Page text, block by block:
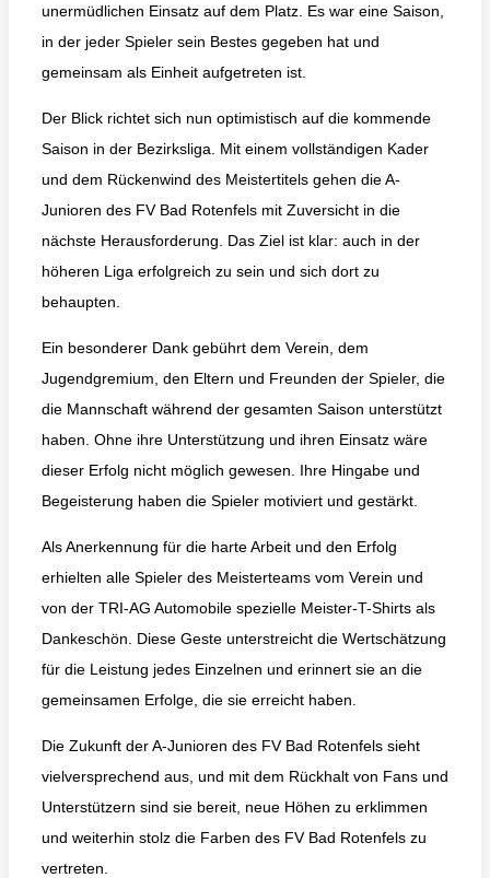
unermüdlichen Einsatz auf dem Platz. Es war eine Saison,
in der jeder Spieler sein Bestes gegeben hat und
gemeinsam als Einheit aufgetreten ist.
Der Blick richtet sich nun optimistisch auf die kommende
Saison in der Bezirksliga. Mit einem vollständigen Kader
und dem Rückenwind des Meistertitels gehen die A-
Junioren des FV Bad Rotenfels mit Zuversicht in die
nächste Herausforderung. Das Ziel ist klar: auch in der
höheren Liga erfolgreich zu sein und sich dort zu
behaupten.
Ein besonderer Dank gebührt dem Verein, dem
Jugendgremium, den Eltern und Freunden der Spieler, die
die Mannschaft während der gesamten Saison unterstützt
haben. Ohne ihre Unterstützung und ihren Einsatz wäre
dieser Erfolg nicht möglich gewesen. Ihre Hingabe und
Begeisterung haben die Spieler motiviert und gestärkt.
Als Anerkennung für die harte Arbeit und den Erfolg
erhielten alle Spieler des Meisterteams vom Verein und
von der TRI-AG Automobile spezielle Meister-T-Shirts als
Dankeschön. Diese Geste unterstreicht die Wertschätzung
für die Leistung jedes Einzelnen und erinnert sie an die
gemeinsamen Erfolge, die sie erreicht haben.
Die Zukunft der A-Junioren des FV Bad Rotenfels sieht
vielversprechend aus, und mit dem Rückhalt von Fans und
Unterstützern sind sie bereit, neue Höhen zu erklimmen
und weiterhin stolz die Farben des FV Bad Rotenfels zu
vertreten.